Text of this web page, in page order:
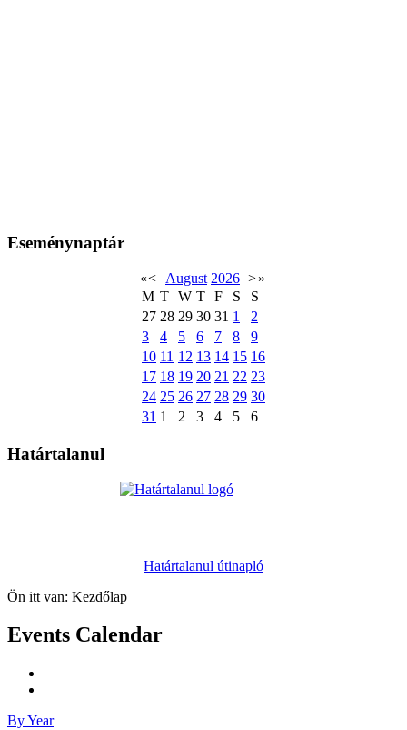
Eseménynaptár
«< August 2026 >»
M T W T F S
S
27 28 29 30 31 1
2
3
4 5 6 7 8
9
10 11 12 13 14 15 16
17 18 19 20 21 22 23
24 25 26 27 28 29 30
31 1 2 3 4 5 6
Határtalanul
Határtalanul útinapló
Ön itt van: Kezdőlap
Events Calendar
By Year